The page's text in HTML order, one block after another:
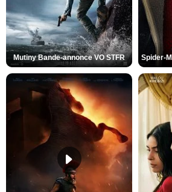
Mutiny Bande-annonce VO STFR